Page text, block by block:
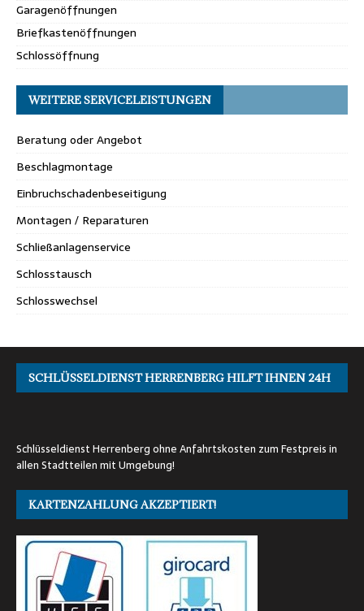
Garagenöffnungen
Briefkastenöffnungen
Schlossöffnung
WEITERE SERVICELEISTUNGEN
Beratung oder Angebot
Beschlagmontage
Einbruchschadenbeseitigung
Montagen / Reparaturen
Schließanlagenservice
Schlosstausch
Schlosswechsel
SCHLÜSSELDIENST HERRENBERG HILFT IHNEN 24H
Schlüsseldienst Herrenberg ohne Anfahrtskosten zum Festpreis in
allen Stadtteilen mit Umgebung!
KARTENZAHLUNG AKZEPTIERT!